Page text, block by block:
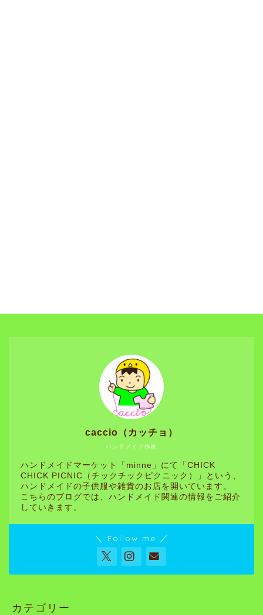
ハンドメイド作家
caccio（カッチョ）
ハンドメイドマーケット「minne」にて「CHICK
CHICK PICNIC（チックチックピクニック）」という、
ハンドメイドの子供服や雑貨のお店を開いています。
こちらのブログでは、ハンドメイド関連の情報をご紹介
していきます。
＼ Follow me ／
カテゴリー